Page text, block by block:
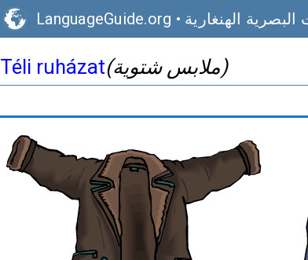
LanguageGuide.org • البصرية الهنغارية
Téli ruházat (ملابس شتوية)